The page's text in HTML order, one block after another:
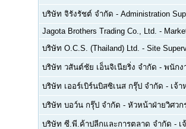
บริษัท จิรังรัชต์ จำกัด - Administration
Jagota Brothers Trading Co., Ltd. -
บริษัท O.C.S. (Thailand) Ltd. - Site
บริษัท วสันต์ชัย เอ็นจิเนียริ่ง จำกัด - พนักง
บริษัท เออร์เบิร์นบิสซิเนส กรุ๊ป จำกัด - เจ้
บริษัท บอว์น กรุ๊ป จำกัด - หัวหน้าฝ่ายวิศวก
บริษัท ซี.พี.ค้าปลีกและการตลาด จำกัด - เ